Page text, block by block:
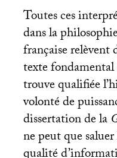
Toutes ces
dans la
française relèvent
texte
trouve qualifiée
volonté de
dissertation de la
ne peut que